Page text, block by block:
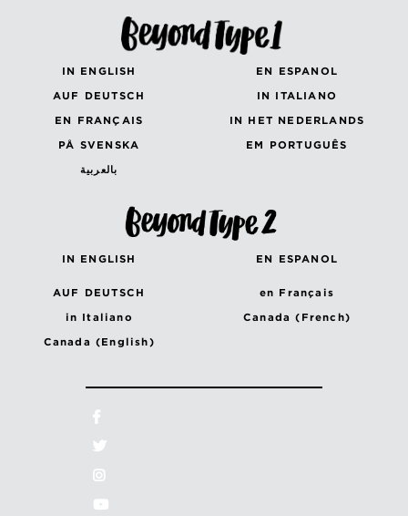
IN ENGLISH
EN ESPANOL
AUF DEUTSCH
IN ITALIANO
EN FRANÇAIS
IN HET NEDERLANDS
PÅ SVENSKA
EM PORTUGUÊS
بالعربية
IN ENGLISH EN ESPANOL
AUF DEUTSCH
en Français
in Italiano
Canada (French)
Canada (English)